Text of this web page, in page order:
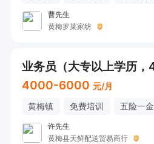
曹先生
黄梅罗莱家纺
4000-6000 元/月
黄梅镇 免费培训 五险一金
许先生
黄梅县天鲜配送贸易商行